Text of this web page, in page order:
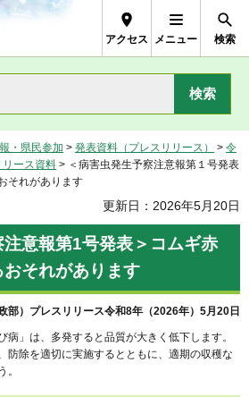
Prefecture
アクセス メニュー 検索
・県民参加 > 発表資料（プレスリリース） > 令
ース資料 > ＜病害虫発生予察注意報第１号発表
それがあります
更新日：2026年5月20日
注意報第1号発表＞コムギ赤
それがあります
部）プレスリリース令和8年（2026年）5月20日
病」は、多発すると品質が大きく低下します。
防除を適切に実施するとともに、適期の収穫な
。